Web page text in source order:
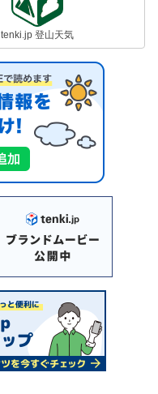
tenki.jp 登山天気